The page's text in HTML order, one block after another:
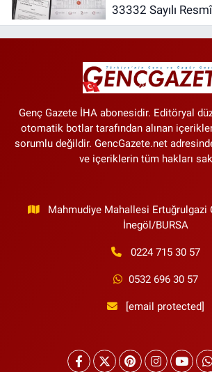
33332 Sayılı
Genç Gazete İHA abonesidir. Editöryal
otomatik botlar tarafından alınan
sorumlu değildir. GencGazete.net
ve içeriklerin tüm hakları
Mahmudiye Mahallesi Ertuğrulgazi
İnegöl/BURSA
0224 715 30 57
0532 696 30 57
[email protected]